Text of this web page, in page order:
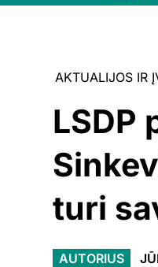
AKTUALIJOS IR
LSDP
turi
AUTORIUS